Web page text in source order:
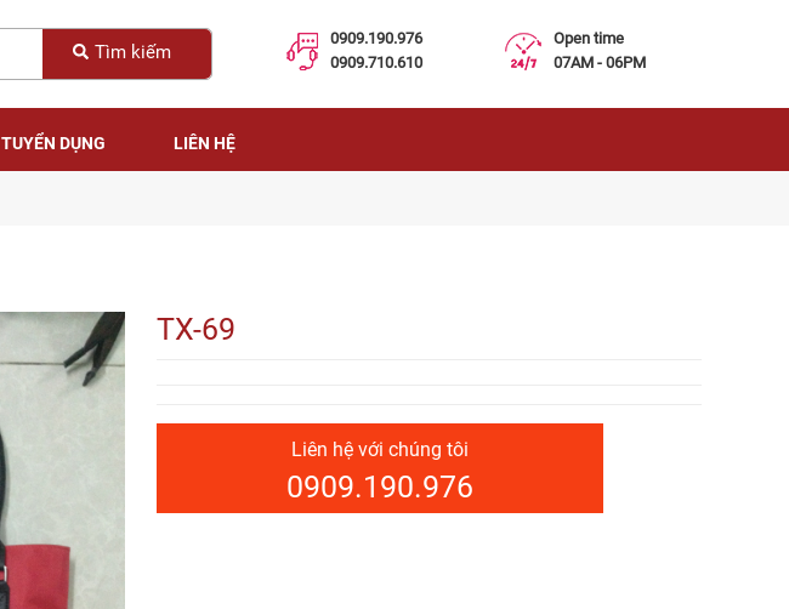
Tìm kiếm
Open time
07AM - 06PM
0909.190.976
0909.710.610
TUYỂN DỤNG
TUYỂN DỤNG
LIÊN HỆ
LIÊN HỆ
TX-69
Liên hệ với chúng tôi
0909.190.976